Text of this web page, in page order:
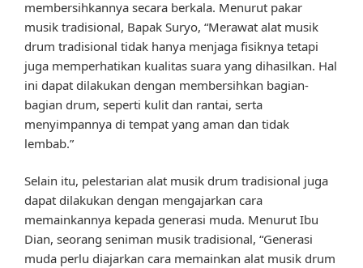
membersihkannya secara berkala. Menurut pakar
musik tradisional, Bapak Suryo, “Merawat alat musik
drum tradisional tidak hanya menjaga fisiknya tetapi
juga memperhatikan kualitas suara yang dihasilkan. Hal
ini dapat dilakukan dengan membersihkan bagian-
bagian drum, seperti kulit dan rantai, serta
menyimpannya di tempat yang aman dan tidak
lembab.”
Selain itu, pelestarian alat musik drum tradisional juga
dapat dilakukan dengan mengajarkan cara
memainkannya kepada generasi muda. Menurut Ibu
Dian, seorang seniman musik tradisional, “Generasi
muda perlu diajarkan cara memainkan alat musik drum